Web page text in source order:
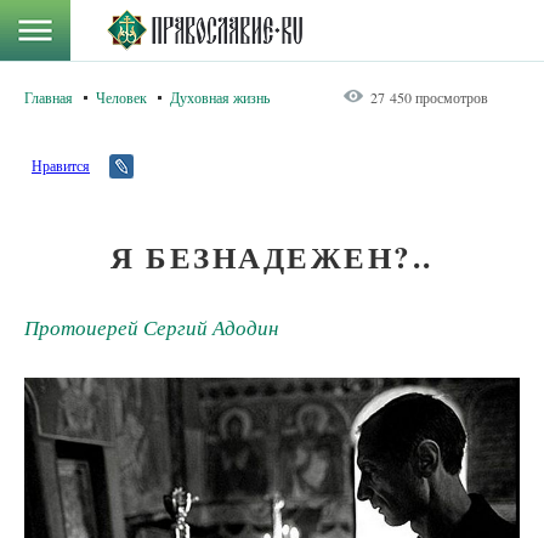
Главная Человек Духовная жизнь 27 450 просмотров
Нравится
Я БЕЗНАДЕЖЕН?..
Протоиерей Сергий Адодин